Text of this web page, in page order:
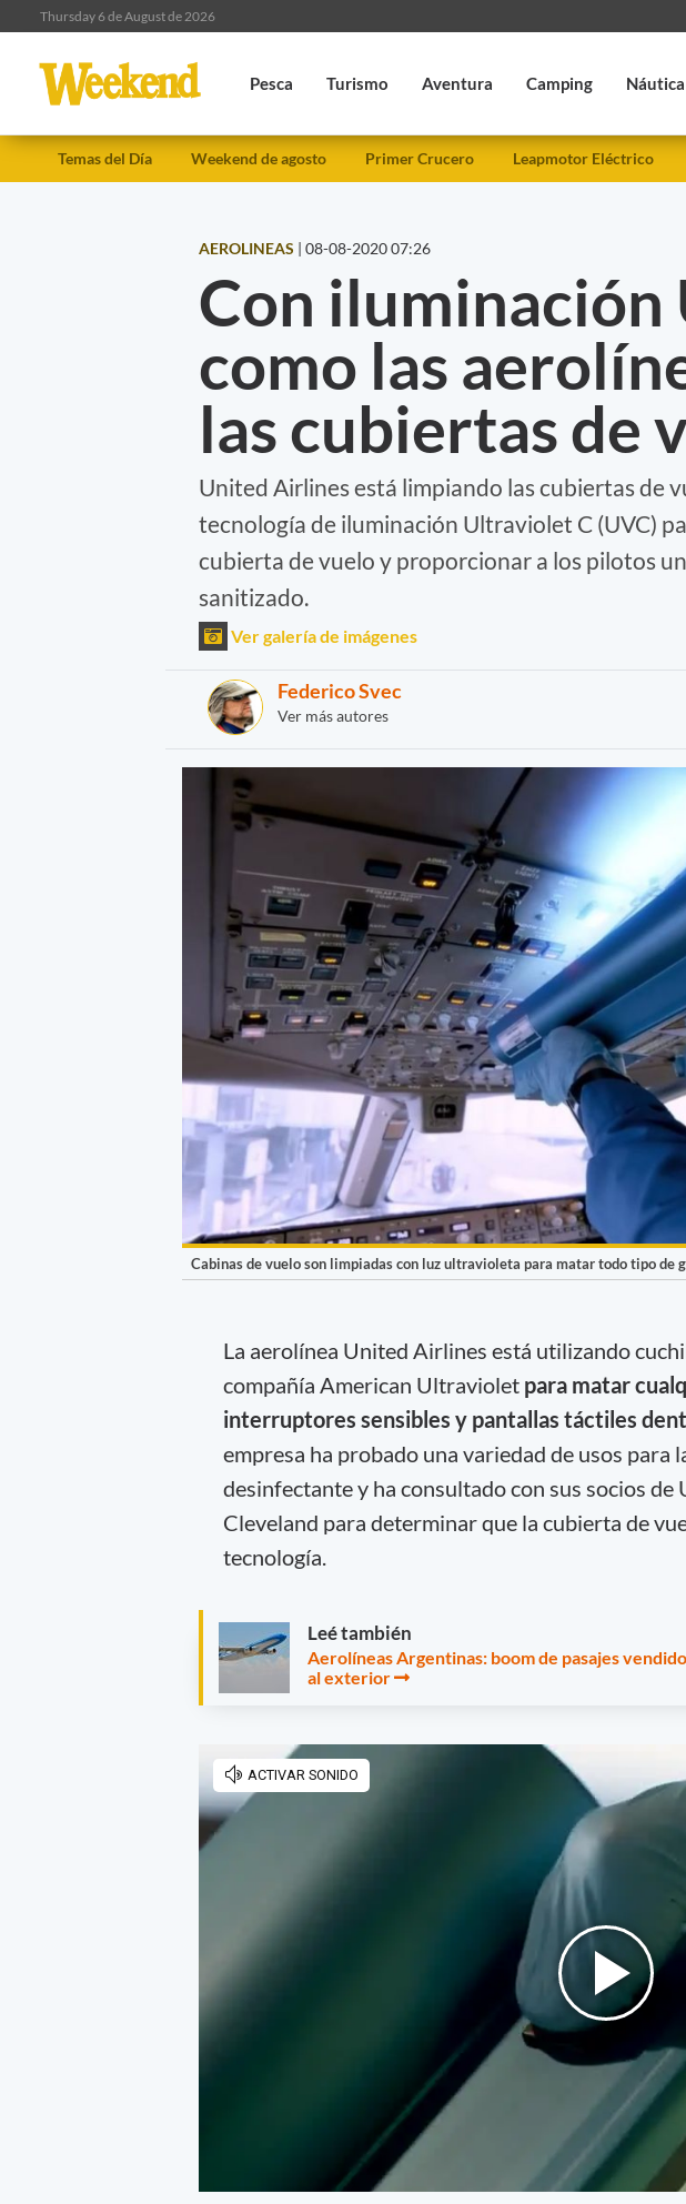
Thursday 6 de August de 2026
Pesca Turismo Aventura Camping Náutica
Temas del Día Weekend de agosto Primer Crucero Leapmotor Eléctrico
AEROLINEAS | 08-08-2020 07:26
Con iluminación
como las
las cubiertas de
United Airlines está limpiando las cubiertas de
tecnología de iluminación Ultraviolet C (UVC)
cubierta de vuelo y proporcionar a los pilotos
sanitizado.
Ver galería de imágenes
Federico Svec
Ver más autores
Cabinas de vuelo son limpiadas con luz ultravioleta para matar todo tipo de
La aerolínea United Airlines está utilizando
compañía American Ultraviolet para matar
interruptores sensibles y pantallas táctiles
empresa ha probado una variedad de usos para
desinfectante y ha consultado con sus socios de
Cleveland para determinar que la cubierta de
tecnología.
Leé también
Aerolíneas Argentinas: boom de pasajes
al exterior